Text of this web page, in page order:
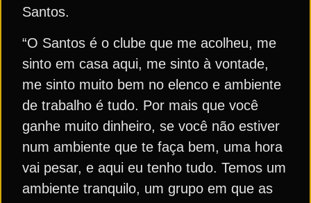
Santos.
“O Santos é o clube que me acolheu, me
sinto em casa aqui, me sinto à vontade,
me sinto muito bem no elenco e ambiente
de trabalho é tudo. Por mais que você
ganhe muito dinheiro, se você não estiver
num ambiente que te faça bem, uma hora
vai pesar, e aqui eu tenho tudo. Temos um
ambiente tranquilo, um grupo em que as